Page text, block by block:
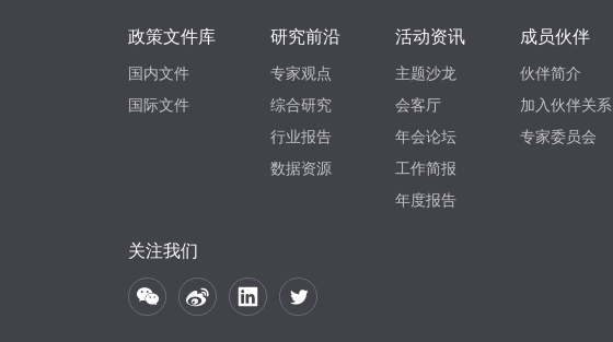
政策文件库
国内文件
国际文件
研究前沿
专家观点
综合研究
行业报告
数据资源
活动资讯
主题沙龙
会客厅
年会论坛
工作简报
年度报告
成员伙伴
伙伴简介
加入伙伴关系
专家委员会
关注我们